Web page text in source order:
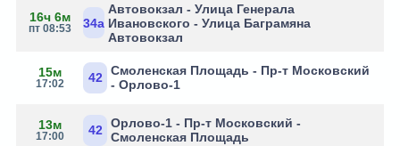
16ч 6м
пт 08:53 34а
Автовокзал - Улица Генерала
Ивановского - Улица Баграмяна
Автовокзал
15м
17:02 42
Смоленская Площадь - Пр-т Московский
- Орлово-1
13м
17:00 42
Орлово-1 - Пр-т Московский -
Смоленская Площадь